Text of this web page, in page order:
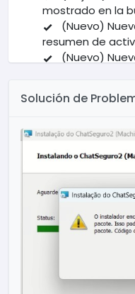
mostrado en la
(Nuevo)
resumen de
(Nuevo)
el menú
la conversación
Otras
Release 2.4.15(24/04/
optimización
(Mejora)
Solución de